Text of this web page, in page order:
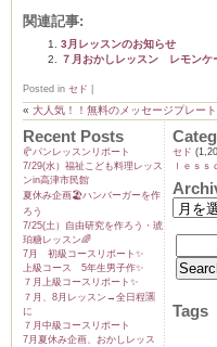
関連記事:
3月レッスンのお知らせ
７月おかしレッスン レモンケ
Posted in セド
« 大人気！！無料のメッセージプレート
Recent Posts
🥐パンレッスンリポート
7/29(水）福祉こども料理レッス
ンin高津市民館
夏休み企画🏖️ハンバーガーを作
ろう
7/25(土）自由研究を作ろう・琥
珀糖レッスン🌈
7月 初級コースリポート✨️
上級コース 5年生男子作✨️
７月上級コースリポート✨️
７月、8月レッスン→全日程🈵
に
７月中級コースリポート
7月夏休み企画、おかしレッス
セド
ｌｅｓｓ
Tags